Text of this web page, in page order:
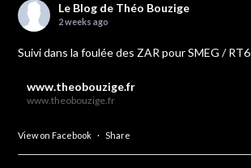
Le Blog de Théo Bouzige
2 weeks ago
Suivi dans la foulée des ZAR pour SMEG / RT6
www.theobouzige.fr
www.theobouzige.fr
View on Facebook · Share